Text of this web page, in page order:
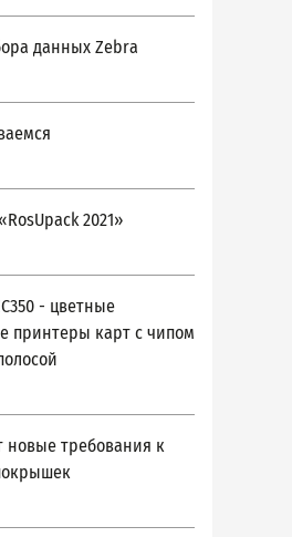
данных Zebra
2021»
- цветные
принтеры карт с чипом
новые требования к